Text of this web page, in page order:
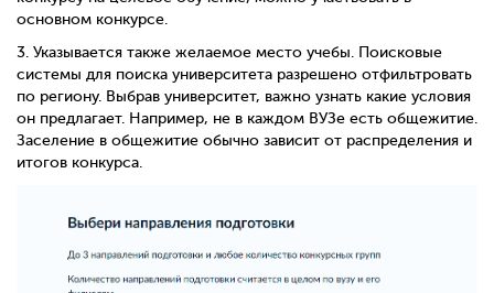
основном конкурсе.
3. Указывается также желаемое место учебы. Поисковые
системы для поиска университета разрешено отфильтровать
по региону. Выбрав университет, важно узнать какие условия
он предлагает. Например, не в каждом ВУЗе есть общежитие.
Заселение в общежитие обычно зависит от распределения и
итогов конкурса.